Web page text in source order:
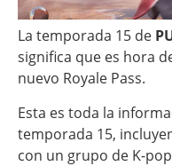
La temporada 15 de
significa que es hora
nuevo Royale Pass.
Esta es toda la
temporada 15,
con un grupo de K-